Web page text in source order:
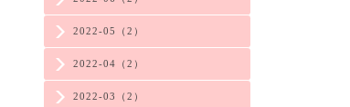
2022-05（2）
2022-04（2）
2022-03（2）